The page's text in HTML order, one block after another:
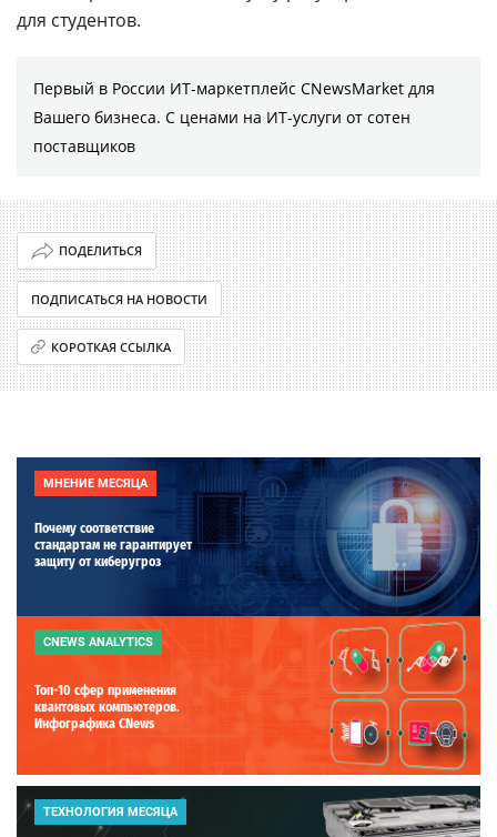
для студентов.
Первый в России ИТ-маркетплейс CNewsMarket для
Вашего бизнеса. С ценами на ИТ-услуги от сотен
поставщиков
ПОДЕЛИТЬСЯ
ПОДПИСАТЬСЯ НА НОВОСТИ
КОРОТКАЯ ССЫЛКА
МНЕНИЕ МЕСЯЦА
Почему соответствие
стандартам не гарантирует
защиту от киберугроз
CNEWS ANALYTICS
Топ-10 сфер применения
квантовых компьютеров.
Инфографика CNews
ТЕХНОЛОГИЯ МЕСЯЦА